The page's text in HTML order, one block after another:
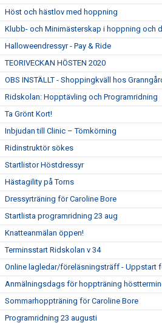
Höst och hästlov med hoppning
Klubb- och Minimästerskap i hoppning och
Halloweendressyr - Pay & Ride
TEORIVECKAN HÖSTEN 2020
OBS INSTÄLLT - Shoppingkväll hos
Ridskolan: Hopptävling och Programridning
Ta Grönt Kort!
Inbjudan till Clinic – Tömkörning
Ridinstruktör sökes
Startlistor Höstdressyr
Hästagility på Torns
Dressyrträning för Caroline Bore
Startlista programridning 23 aug
Knatteanmälan öppen!
Terminsstart Ridskolan v 34
Online lagledar/föreläsningsträff - Uppstart
Anmälningsdags för hoppträning
Sommarhoppträning för Caroline Bore
Programridning 23 augusti